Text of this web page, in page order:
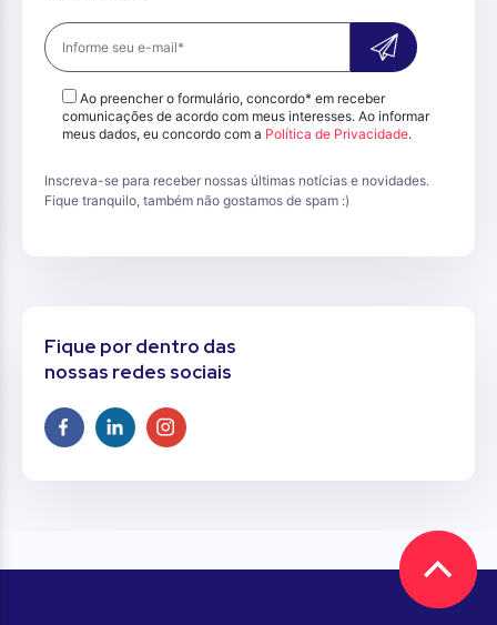
Ao preencher o formulário, concordo* em receber
comunicações de acordo com meus interesses. Ao informar
meus dados, eu concordo com a Política de Privacidade.
Inscreva-se para receber nossas últimas notícias e novidades.
Fique tranquilo, também não gostamos de spam :)
Fique por dentro das
nossas redes sociais